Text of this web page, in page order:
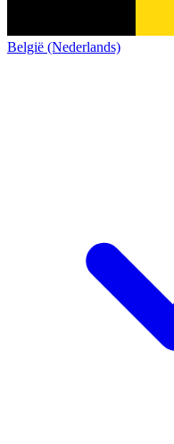
België (Nederlands)